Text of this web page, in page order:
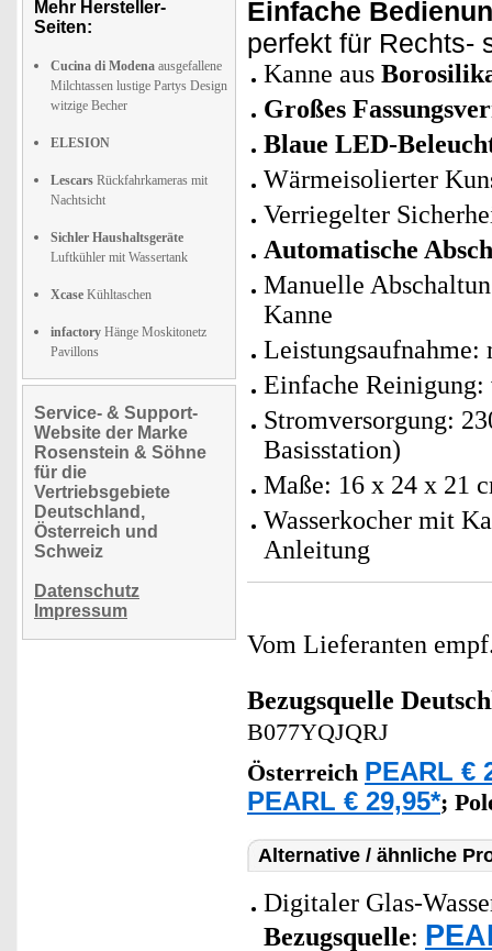
Mehr Hersteller-
Seiten:
Cucina di Modena ausgefallene
Milchtassen lustige Partys Design
witzige Becher
ELESION
Lescars Rückfahrkameras mit
Nachtsicht
Sichler Haushaltsgeräte
Luftkühler mit Wassertank
Xcase Kühltaschen
infactory Hänge Moskitonetz
Pavillons
Service- & Support-
Website der Marke
Rosenstein & Söhne
für die
Vertriebsgebiete
Deutschland,
Österreich und
Schweiz
Datenschutz
Impressum
Einfache
perfekt für Rechts-
Kanne aus
Großes
Blaue LED-
Wärmeisolierter
Verriegelter
Automatische
Manuelle
Kanne
Leistungsaufnahme:
Einfache Reinigung:
Stromversorgung:
Basisstation)
Maße: 16 x 24 x 21
Wasserkocher mit
Anleitung
Vom Lieferanten
Bezugsquelle
B077YQJQRJ
Österreich PEARL €
PEARL € 29,95*;
Alternative / ähnliche
Digitaler Glas-
Bezugsquelle: